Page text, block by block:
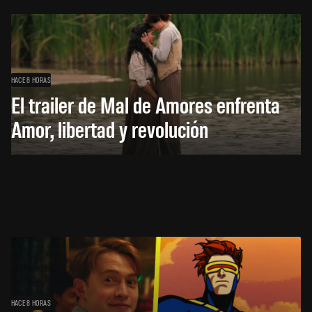
HACE 8 HORAS
El trailer de Mal de Amores enfrenta
Amor, libertad y revolución
HACE 8 HORAS